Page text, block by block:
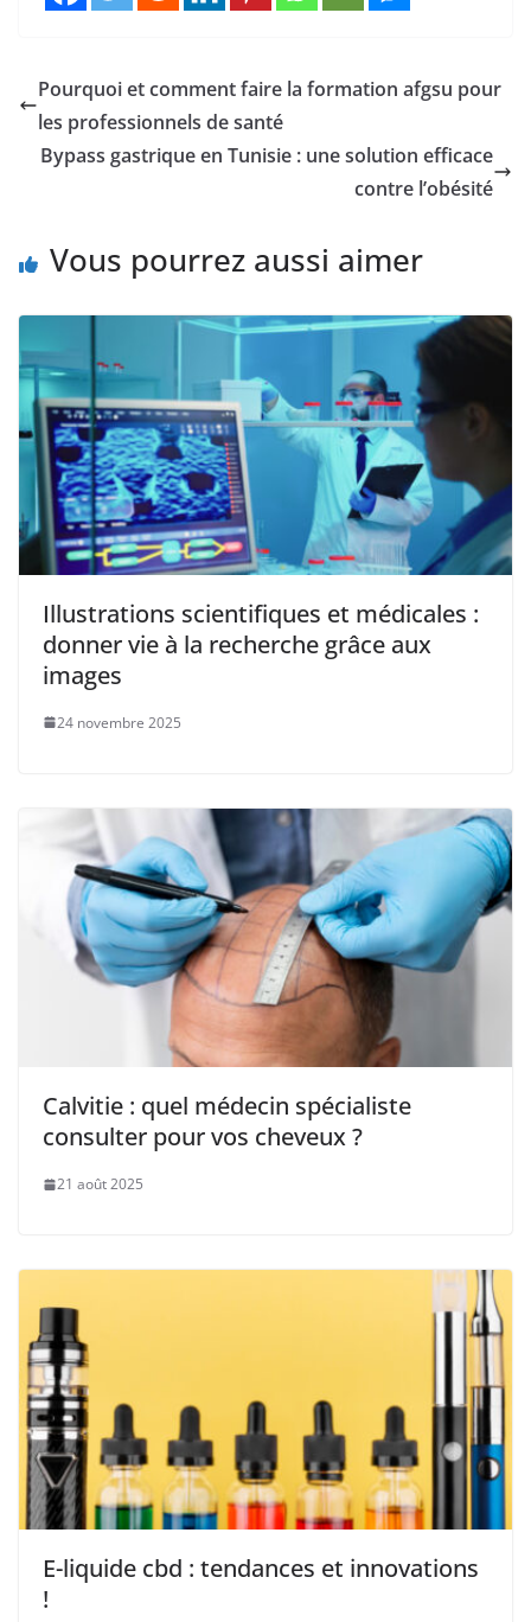
Pourquoi et comment faire la formation afgsu pour
les professionnels de santé
Bypass gastrique en Tunisie : une solution efficace
contre l’obésité
Vous pourrez aussi aimer
Illustrations scientifiques et médicales :
donner vie à la recherche grâce aux
images
24 novembre 2025
Calvitie : quel médecin spécialiste
consulter pour vos cheveux ?
21 août 2025
E-liquide cbd : tendances et innovations
!